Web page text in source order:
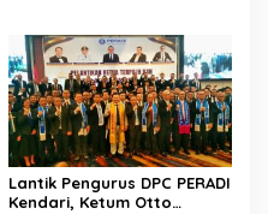
Lantik Pengurus DPC PERADI
Kendari, Ketum Otto